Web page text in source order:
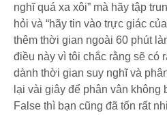
nghĩ quá xa xôi” mà hãy tập
hỏi và “hãy tin vào trực giác
thêm thời gian ngoài 60 phút
điều này vì tôi chắc rằng sẽ có
dành thời gian suy nghĩ và
lại vài giây để phân vân không
False thì bạn cũng đã tốn rất